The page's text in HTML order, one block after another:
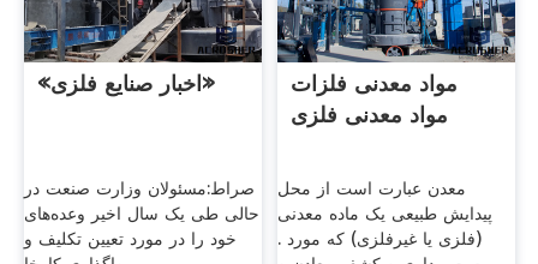
«اخبار صنایع فلزی»
صراط:مسئولان وزارت صنعت در
حالی طی یک سال اخیر وعده‌های
خود را در مورد تعیین تکلیف و
مواد معدنی فلزات
مواد معدنی فلزی
معدن عبارت است از محل
پیدایش طبیعی یک ماده معدنی
(فلزی یا غیرفلزی) که مورد .